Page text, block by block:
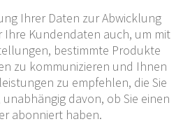
Ihrer Daten zur Abwicklung
Ihre Kundendaten auch, um mit
bestimmte Produkte
zu kommunizieren und Ihnen
zu empfehlen, die Sie
davon, ob Sie einen
abonniert haben.